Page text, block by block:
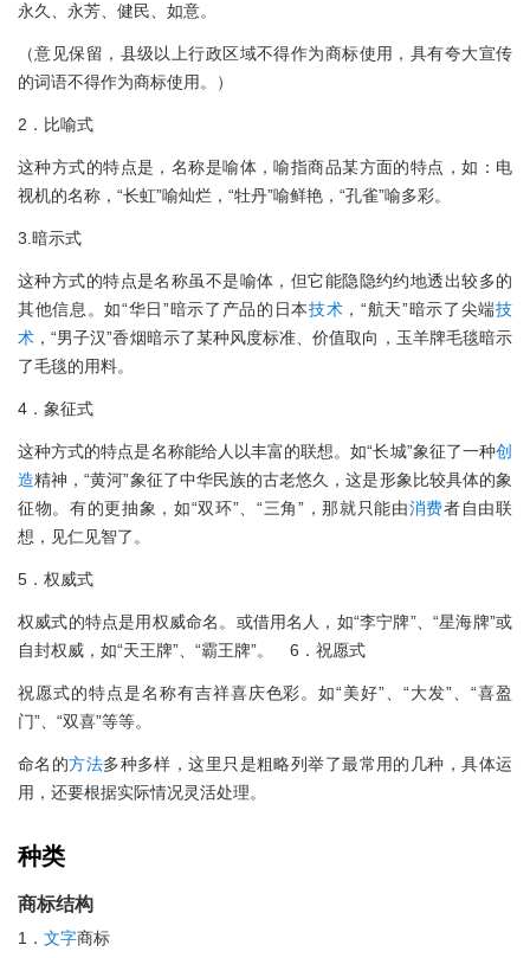
永久、永芳、健民、如意。
（意见保留，县级以上行政区域不得作为商标使用，具有夸大宣传
的词语不得作为商标使用。）
2．比喻式
这种方式的特点是，名称是喻体，喻指商品某方面的特点，如：电
视机的名称，“长虹”喻灿烂，“牡丹”喻鲜艳，“孔雀”喻多彩。
3.暗示式
这种方式的特点是名称虽不是喻体，但它能隐隐约约地透出较多的
其他信息。如“华日”暗示了产品的日本技术 ，“航天”暗示了尖端技
术 ，“男子汉”香烟暗示了某种风度标准、价值取向，玉羊牌毛毯暗示
了毛毯的用料。
4．象征式
这种方式的特点是名称能给人以丰富的联想。如“长城”象征了一种创
造精神，“黄河”象征了中华民族的古老悠久，这是形象比较具体的象
征物。有的更抽象，如“双环”、“三角”，那就只能由消费者自由联
想，见仁见智了。
5．权威式
权威式的特点是用权威命名。或借用名人，如“李宁牌”、“星海牌”或
自封权威，如“天王牌”、“霸王牌”。 6．祝愿式
祝愿式的特点是名称有吉祥喜庆色彩。如“美好”、“大发”、“喜盈
门”、“双喜”等等。
命名的方法多种多样，这里只是粗略列举了最常用的几种，具体运
用，还要根据实际情况灵活处理。
种类
商标结构
1． 文字商标